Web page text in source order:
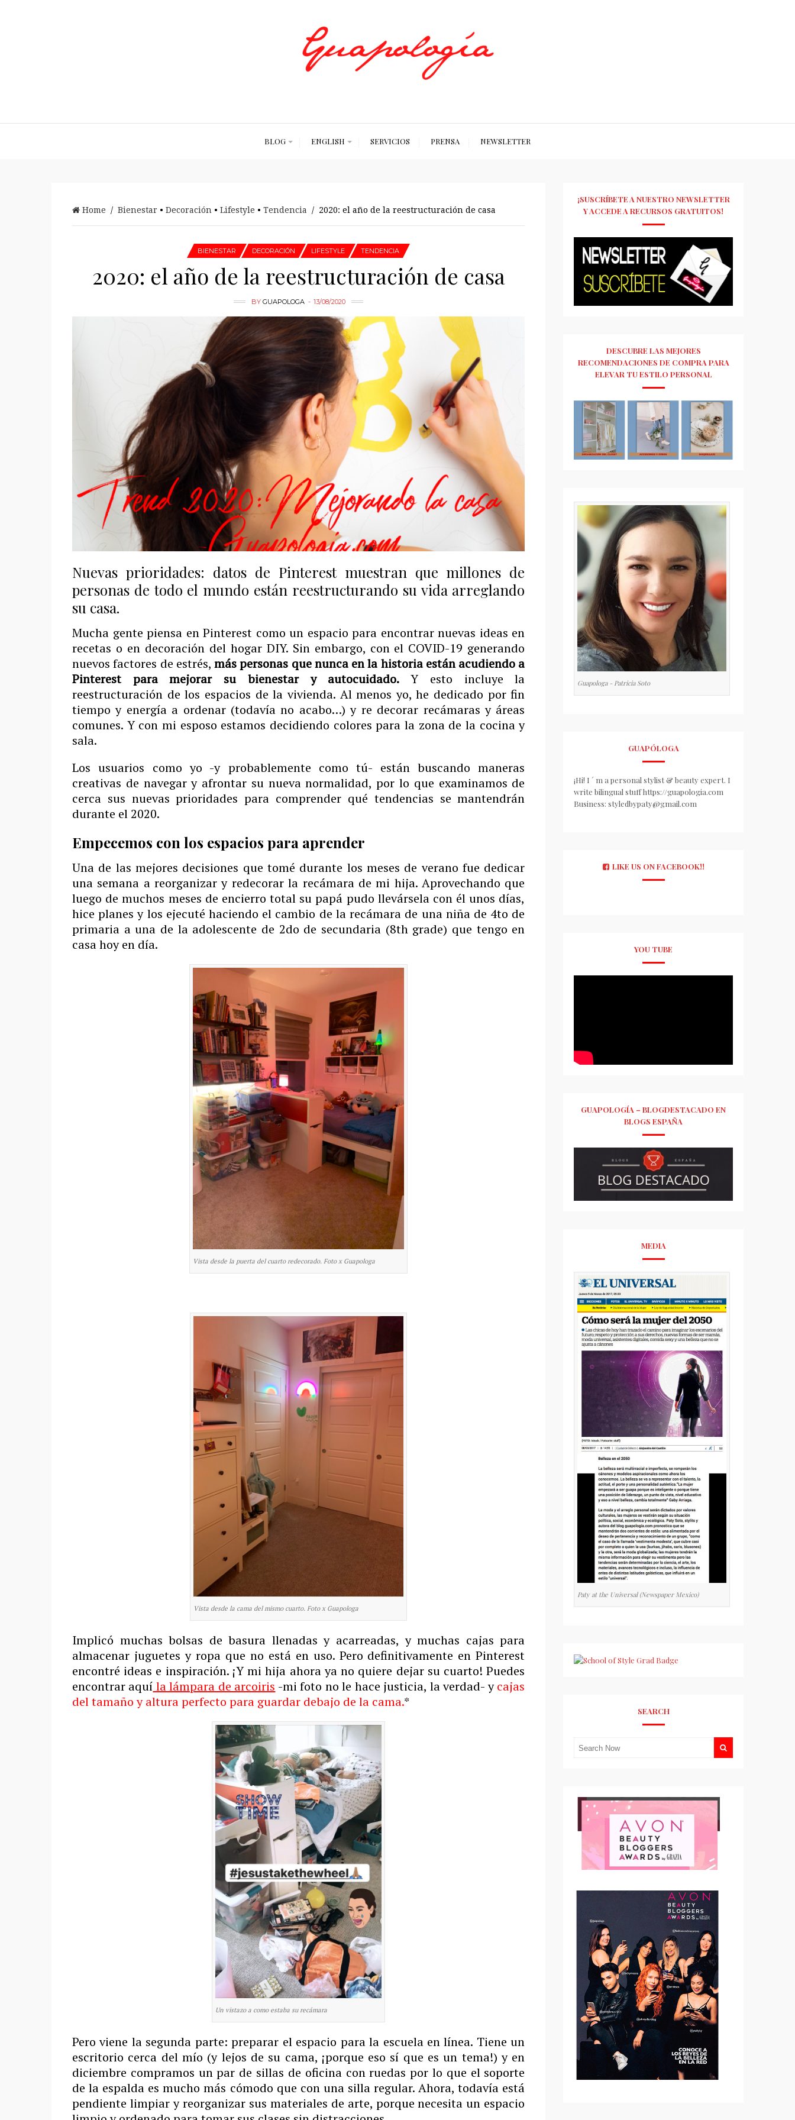
BLOG ENGLISH SERVICIOS PRENSA NEWSLETTER
Home / Bienestar • Decoración • Lifestyle • Tendencia / 2020: el año de la reestructuración de casa
BIENESTAR DECORACIÓN LIFESTYLE TENDENCIA
2020: el año de la reestructuración de casa
BYGUAPOLOGA 13/08/2020
Nuevas prioridades: datos de Pinterest muestran que millones de
personas de todo el mundo están reestructurando su vida arreglando
su casa.
Mucha gente piensa en Pinterest como un espacio para encontrar nuevas ideas en
recetas o en decoración del hogar DIY. Sin embargo, con el COVID-19 generando
nuevos factores de estrés,más personas que nunca en la historia están acudiendo a
Pinterest para mejorar su bienestar y autocuidado.Y esto incluye la
reestructuración de los espacios de la vivienda. Al menos yo, he dedicado por fin
tiempo y energía a ordenar (todavía no acabo…) y re decorar recámaras y áreas
comunes. Y con mi esposo estamos decidiendo colores para la zona de la cocina y
sala.
Los usuarios como yo -y probablemente como tú- están buscando maneras
creativas de navegar y afrontar su nueva normalidad, por lo que examinamos de
cerca sus nuevas prioridades para comprender qué tendencias se mantendrán
durante el 2020.
Empecemos con los espacios para aprender
Una de las mejores decisiones que tomé durante los meses de verano fue dedicar
una semana a reorganizar y redecorar la recámara de mi hija. Aprovechando que
luego de muchos meses de encierro total su papá pudo llevársela con él unos días,
hice planes y los ejecuté haciendo el cambio de la recámara de una niña de 4to de
primaria a una de la adolescente de 2do de secundaria (8th grade) que tengo en
casa hoy en día.
Vista desde la puerta del cuarto redecorado. Foto x Guapologa
Vista desde la cama del mismo cuarto. Foto x Guapologa
Implicó muchas bolsas de basura llenadas y acarreadas, y muchas cajas para
almacenar juguetes y ropa que no está en uso. Pero definitivamente en Pinterest
encontré ideas e inspiración. ¡Y mi hija ahora ya no quiere dejar su cuarto! Puedes
encontrar aquí la lámpara de arcoiris -mi foto no le hace justicia, la verdad- ycajas
del tamaño y altura perfecto para guardar debajo de la cama.*
Un vistazo a como estaba su recámara
Pero viene la segunda parte: preparar el espacio para la escuela en línea. Tiene un
escritorio cerca del mío (y lejos de su cama, ¡porque eso sí que es un tema!) y en
diciembre compramos un par de sillas de oficina con ruedas por lo que el soporte
de la espalda es mucho más cómodo que con una silla regular. Ahora, todavía está
pendiente limpiar y reorganizar sus materiales de arte, porque necesita un espacio
¡SUSCRÍBETE A NUESTRO NEWSLETTER
Y ACCEDE A RECURSOS GRATUITOS!
DESCUBRE LAS MEJORES
RECOMENDACIONES DE COMPRA PARA
ELEVAR TU ESTILO PERSONAL
Guapologa - Patricia Soto
GUAPÓLOGA
¡Hi! I ´ m a personal stylist & beauty expert. I
write bilingual stuff https://guapologia.com
Business: styledbypaty@gmail.com
LIKE US ON FACEBOOK!!
YOU TUBE
GUAPOLOGÍA – BLOGDESTACADO EN
BLOGS ESPAÑA
MEDIA
Paty at the Universal (Newspaper Mexico)
SEARCH